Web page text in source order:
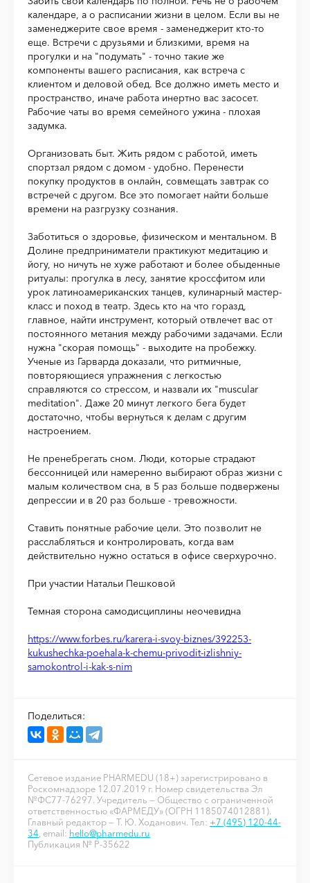
календаре, а о расписании жизни в целом. Если вы не
заменеджерите свое время - заменеджерит кто-то
еще. Встречи с друзьями и близкими, время на
прогулки и на "подумать" - точно такие же
компоненты вашего расписания, как встреча с
клиентом и деловой обед. Все должно иметь место и
пространство, иначе работа инертно вас засосет.
Рабочие чаты во время семейного ужина - плохая
задумка.
Организовать быт. Жить рядом с работой, иметь
спортзал рядом с домом - удобно. Перенести
покупку продуктов в онлайн, совмещать завтрак со
встречей с другом. Все это помогает найти больше
времени на разгрузку сознания.
Заботиться о здоровье, физическом и ментальном. В
Долине предприниматели практикуют медитацию и
йогу, но ничуть не хуже работают и более обыденные
ритуалы: прогулка в лесу, занятие кроссфитом или
урок латиноамериканских танцев, кулинарный мастер-
класс и поход в театр. Здесь кто на что горазд,
главное, найти инструмент, который отвлечет вас от
постоянного метания между рабочими задачами. Если
нужна "скорая помощь" - выходите на пробежку.
Ученые из Гарварда доказали, что ритмичные,
повторяющиеся упражнения с легкостью
справляются со стрессом, и назвали их "muscular
meditation". Даже 20 минут легкого бега будет
достаточно, чтобы вернуться к делам с другим
настроением.
Не пренебрегать сном. Люди, которые страдают
бессонницей или намеренно выбирают образ жизни с
малым количеством сна, в 5 раз больше подвержены
депрессии и в 20 раз больше - тревожности.
Ставить понятные рабочие цели. Это позволит не
расслабляться и контролировать, когда вам
действительно нужно остаться в офисе сверхурочно.
При участии Натальи Пешковой
Темная сторона самодисциплины неочевидна
https://www.forbes.ru/karera-i-svoy-biznes/392253-
kukushechka-poehala-k-chemu-privodit-izlishniy-
samokontrol-i-kak-s-nim
Поделиться:
Сетевое издание PHARMEDU (18+) зарегистрировано в
Роскомнадзоре 12.07.2019 г. Номер свидетельства Эл
№ФС77-76297. Учредитель — Общество с ограниченной
ответственностью «ФАРМЕДУ» (ОГРН 1185074012881).
Главный редактор — Т. Ю. Ходанович. Тел: +7 (495) 120-44-
34 , email: hello@pharmedu.ru
Публикация № P-35622